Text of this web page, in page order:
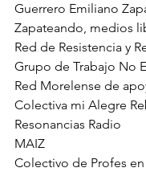
Guerrero Emiliano
Zapateando, medios
Red de Resistencia y
Grupo de Trabajo No
Red Morelense de
Colectiva mi Alegre
Resonancias Radio
MAIZ
Colectivo de Profes en